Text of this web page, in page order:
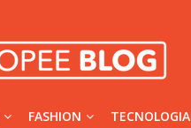
FASHION TECNOLOGIA